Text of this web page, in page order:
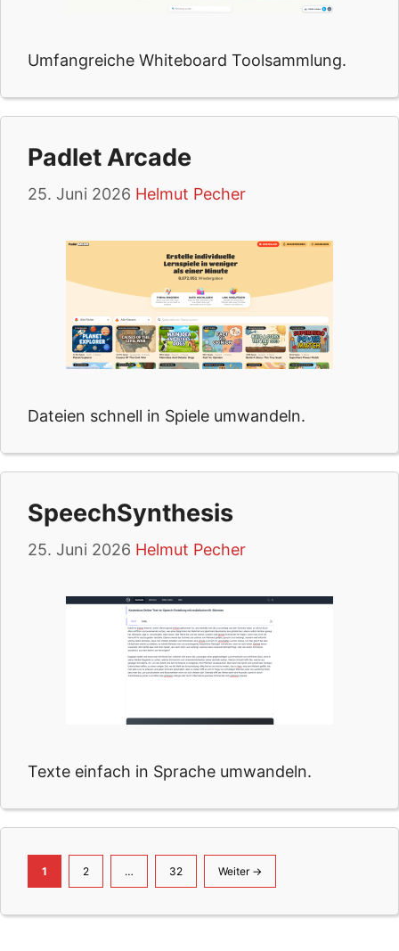
Umfangreiche Whiteboard Toolsammlung.
Padlet Arcade
25. Juni 2026 Helmut Pecher
Dateien schnell in Spiele umwandeln.
SpeechSynthesis
25. Juni 2026 Helmut Pecher
Texte einfach in Sprache umwandeln.
Seite
1 Seite
2 … Seite
32 Weiter →